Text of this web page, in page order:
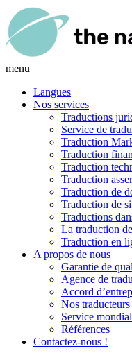
menu
Langues
Nos services
Traductions
Service de
Traduction
Traduction
Traduction
Traduction
Traduction de
Traduction de
Traductions
La traduction
Traduction en
A propos de nous
Garantie de
Agence de
Accord
Nos traducteurs
Service mondial
Références
Contactez-nous !